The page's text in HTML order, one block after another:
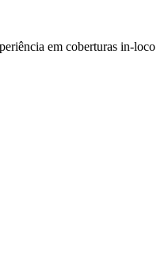
em coberturas in-loco